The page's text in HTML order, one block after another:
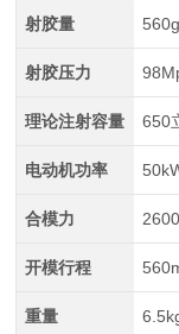
射胶量 560g
射胶压力
理论注射容量 650
电动机功率
合模力
开模行程
重量